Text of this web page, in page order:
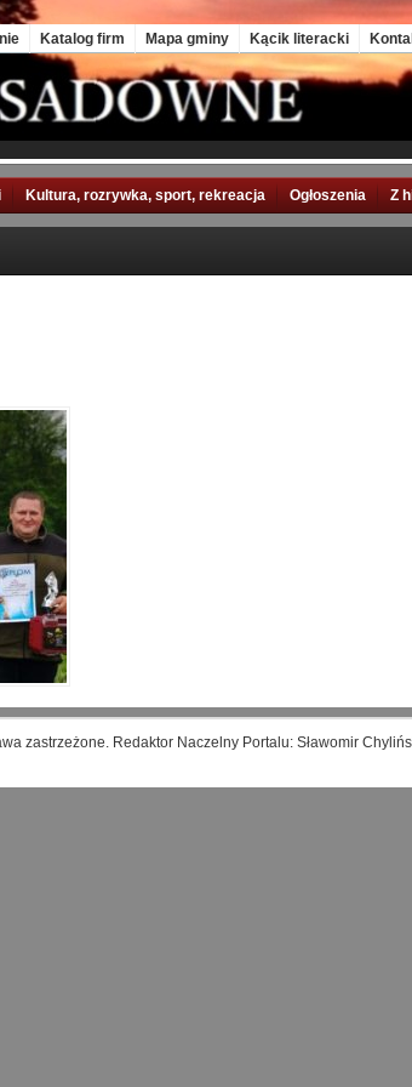
Katalog firm Mapa gminy Kącik literacki
Kultura, rozrywka, sport, rekreacja Ogłoszenia Z
zastrzeżone. Redaktor Naczelny Portalu: Sławomir